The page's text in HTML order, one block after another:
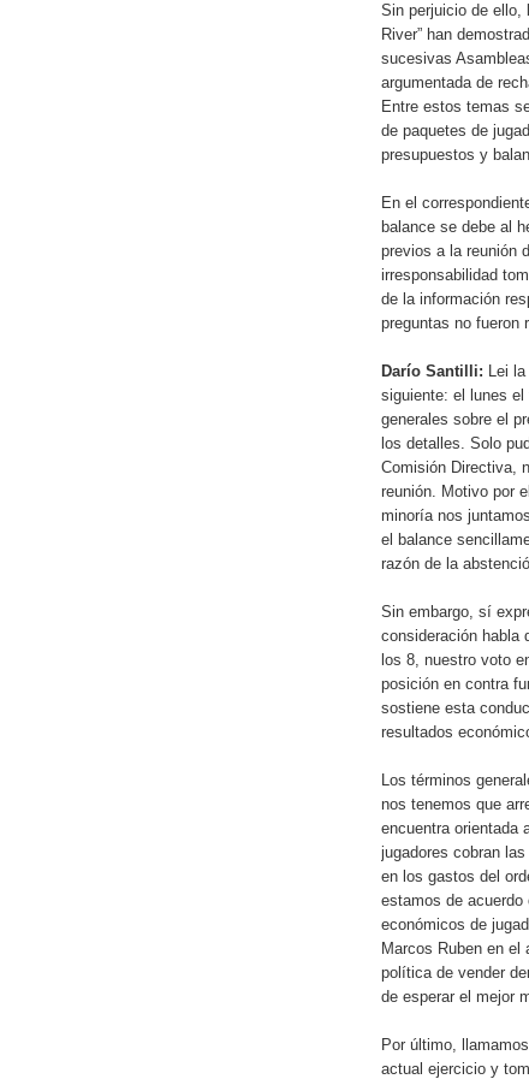
Sin perjuicio de ello,
River” han
sucesivas
argumentada de
Entre estos temas
de paquetes de
presupuestos y
En el
balance se debe al
previos a la reunión
irresponsabilidad
de la información
preguntas no fueron
Darío Santilli: Lei
siguiente: el lunes
generales sobre el
los detalles. Solo
Comisión Directiva,
reunión. Motivo por
minoría nos
el balance
razón de la
Sin embargo, sí
consideración habla
los 8, nuestro voto
posición en contra
sostiene esta
resultados
Los términos
nos tenemos que
encuentra orientada
jugadores cobran
en los gastos del
estamos de acuerdo
económicos de
Marcos Ruben en
política de vender
de esperar el mejor
Por último,
actual ejercicio y